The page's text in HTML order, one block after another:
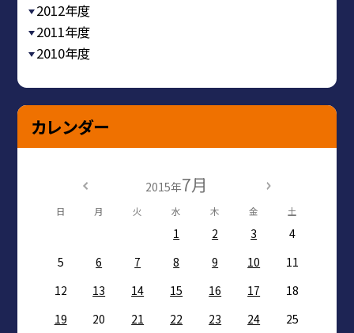
2012年度
2011年度
2010年度
カレンダー
2015年7月
日 月 火 水 木 金 土
1 2 3
4
5
6 7 8 9 10
11
12
13 14 15 16 17
18
19
20 21 22 23 24
25